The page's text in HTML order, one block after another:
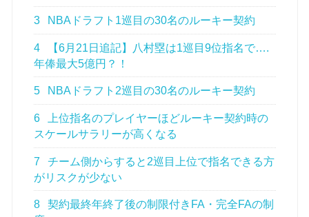
3 NBAドラフト1巡目の30名のルーキー契約
4
【6月21日追記】八村塁は1巡目9位指名で….
年俸最大5億円？！
5 NBAドラフト2巡目の30名のルーキー契約
6
上位指名のプレイヤーほどルーキー契約時の
スケールサラリーが高くなる
7
チーム側からすると2巡目上位で指名できる方
がリスクが少ない
8
契約最終年終了後の制限付きFA・完全FAの制